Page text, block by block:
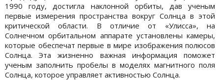
1990 году, достигла наклонной орбиты, дав ученым
первые измерения пространства вокруг Солнца в этой
критической области. В отличие от «Улисса», на
Солнечном орбитальном аппарате установлены камеры,
которые обеспечат первые в мире изображения полюсов
Солнца. Эта жизненно важная информация поможет
ученым заполнить пробелы в моделях магнитного поля
Солнца, которое управляет активностью Солнца.